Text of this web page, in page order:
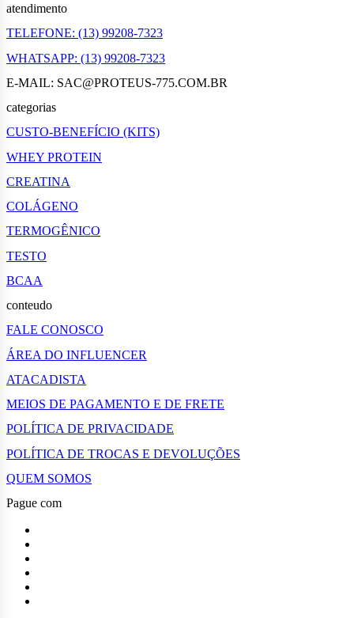
atendimento
TELEFONE: (13) 99208-7323
WHATSAPP: (13) 99208-7323
E-MAIL: SAC@PROTEUS-775.COM.BR
categorias
CUSTO-BENEFÍCIO (KITS)
WHEY PROTEIN
CREATINA
COLÁGENO
TERMOGÊNICO
TESTO
BCAA
conteudo
FALE CONOSCO
ÁREA DO INFLUENCER
ATACADISTA
MEIOS DE PAGAMENTO E DE FRETE
POLÍTICA DE PRIVACIDADE
POLÍTICA DE TROCAS E DEVOLUÇÕES
QUEM SOMOS
Pague com